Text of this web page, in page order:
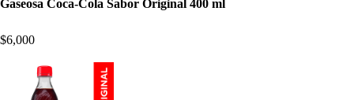
Gaseosa Coca-Cola Sabor Original 400 ml
$6,000